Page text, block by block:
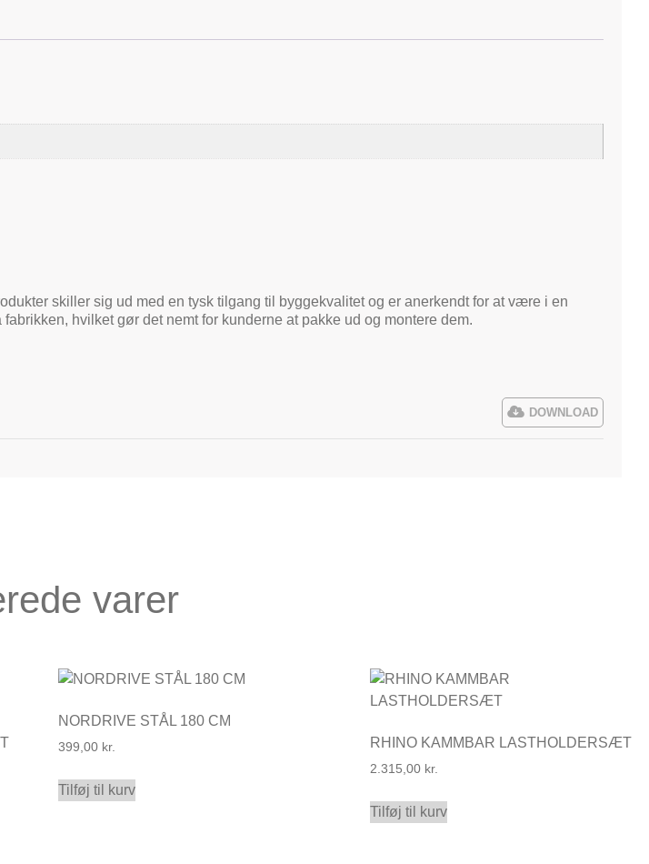
skiller sig ud med en tysk tilgang til byggekvalitet og er anerkendt for at være i en
hvilket gør det nemt for kunderne at pakke ud og montere dem.
DOWNLOAD
varer
NORDRIVE STÅL 180 CM
399,00 kr.
Tilføj til kurv
RHINO KAMMBAR LASTHOLDERSÆT
2.315,00 kr.
Tilføj til kurv